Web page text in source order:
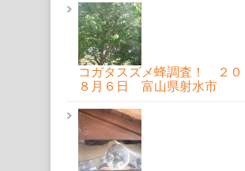
コガタスズメ蜂調査！ ２０
８月６日 富山県射水市